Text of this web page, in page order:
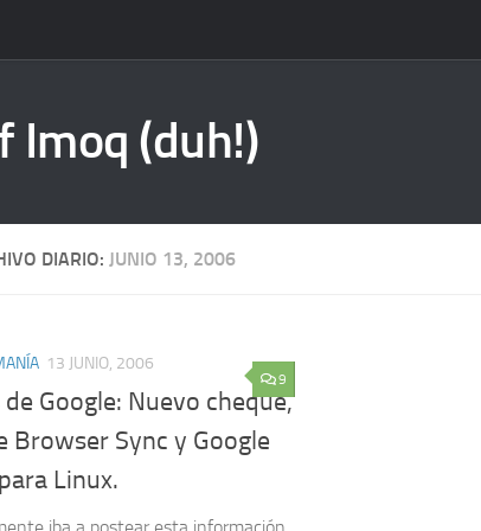
Imoq (duh!)
DIARIO: JUNIO 13, 2006
9
13 JUNIO, 2006
Google: Nuevo cheque,
Browser Sync y Google
Linux.